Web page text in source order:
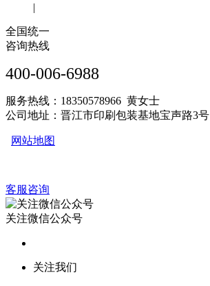
|
全国统一
咨询热线
400-006-6988
服务热线：18350578966 黄女士
公司地址：晋江市印刷包装基地宝声路3号
网站地图
客服咨询
关注微信公众号
关注我们